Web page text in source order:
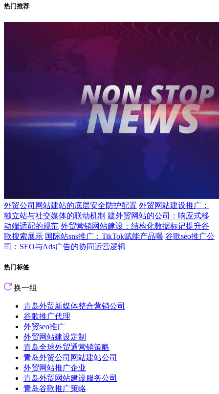
热门推荐
外贸公司网站建站的底层安全防护配置 外贸网站建设推广：
独立站与社交媒体的联动机制 建外贸网站的公司：响应式移
动端适配的规范 外贸营销网站建设：结构化数据标记提升谷
歌搜索展示 国际站sns推广：TikTok赋能产品曝 谷歌seo推广公
司：SEO与Ads广告的协同运营逻辑
热门标签
换一组
青岛外贸新媒体整合营销公司
谷歌推广代理
外贸seo推广
外贸网站建设定制
青岛全球外贸通营销策略
青岛外贸公司网站建站公司
外贸网站推广企业
青岛外贸网站建设服务公司
青岛谷歌推广策略